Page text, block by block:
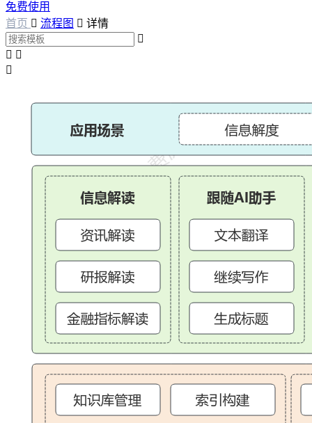
免费使用
首页  流程图  详情

 
